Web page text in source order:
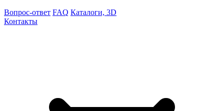
Вопрос-ответ FAQ Каталоги, 3D
Контакты